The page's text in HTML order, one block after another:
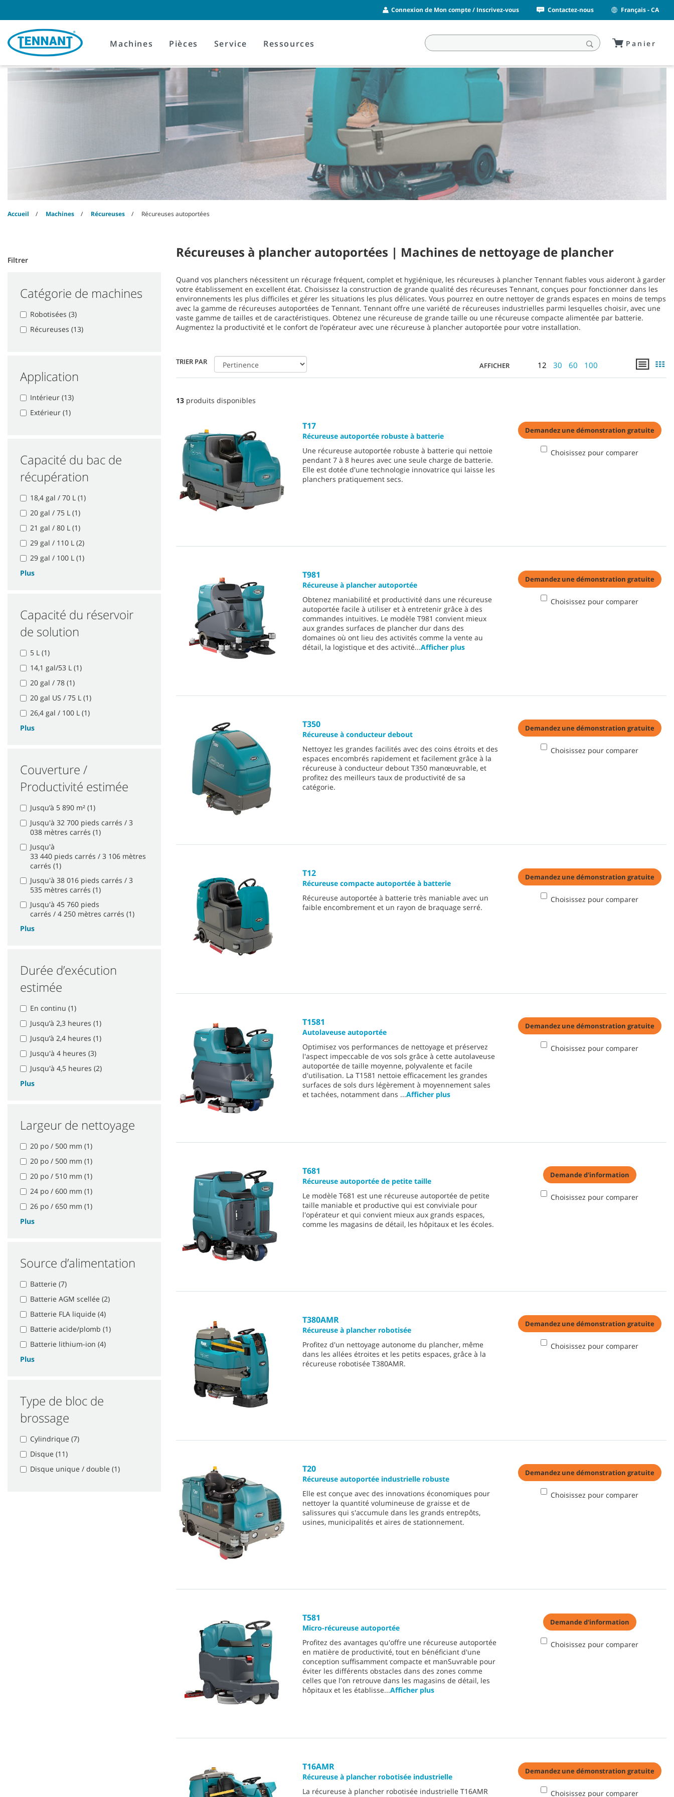
content
navigation
menu
Connexion de Mon compte / Inscrivez-vous Contactez-nous Français - CA
Machines Pièces Service Ressources Panier
Accueil Machines Récureuses Récureuses autoportées
Récureuses à plancher autoportées | Machines de nettoyage de plancher
Quand vos planchers nécessitent un récurage fréquent, complet et hygiénique, les récureuses à plancher Tennant fiables vous aideront à garder
votre établissement en excellent état. Choisissez la construction de grande qualité des récureuses Tennant, conçues pour fonctionner dans les
environnements les plus difficiles et gérer les situations les plus délicates. Vous pourrez en outre nettoyer de grands espaces en moins de temps
avec la gamme de récureuses autoportées de Tennant. Tennant offre une variété de récureuses industrielles parmi lesquelles choisir, avec une
vaste gamme de tailles et de caractéristiques. Obtenez une récureuse de grande taille ou une récureuse compacte alimentée par batterie.
Augmentez la productivité et le confort de l’opérateur avec une récureuse à plancher autoportée pour votre installation.
TRIER PAR AFFICHER 12 30 60 100
Filtrer
Catégorie de machines
Robotisées (3)
Récureuses (13)
Application
Intérieur (13)
Extérieur (1)
Capacité du bac de
récupération
18,4 gal / 70 L (1)
20 gal / 75 L (1)
21 gal / 80 L (1)
29 gal / 110 L (2)
29 gal / 100 L (1)
Plus
Capacité du réservoir
de solution
5 L (1)
14,1 gal/53 L (1)
20 gal / 78 (1)
20 gal US / 75 L (1)
26,4 gal / 100 L (1)
Plus
Couverture /
Productivité estimée
Jusqu’à 5 890 m² (1)
Jusqu'à 32 700 pieds carrés / 3
038 mètres carrés (1)
Jusqu'à
33 440 pieds carrés / 3 106 mètres
carrés (1)
Jusqu'à 38 016 pieds carrés / 3
535 mètres carrés (1)
Jusqu'à 45 760 pieds
carrés / 4 250 mètres carrés (1)
Plus
Durée d’exécution
estimée
En continu (1)
Jusqu’à 2,3 heures (1)
Jusqu’à 2,4 heures (1)
Jusqu'à 4 heures (3)
Jusqu'à 4,5 heures (2)
Plus
Largeur de nettoyage
20 po / 500 mm (1)
20 po / 500 mm (1)
20 po / 510 mm (1)
24 po / 600 mm (1)
26 po / 650 mm (1)
Plus
Source d’alimentation
Batterie (7)
Batterie AGM scellée (2)
Batterie FLA liquide (4)
Batterie acide/plomb (1)
Batterie lithium-ion (4)
Plus
Type de bloc de
brossage
Cylindrique (7)
Disque (11)
Disque unique / double (1)
13 produits disponibles
T17
Récureuse autoportée robuste à batterie
Une récureuse autoportée robuste à batterie qui nettoie
pendant 7 à 8 heures avec une seule charge de batterie.
Elle est dotée d'une technologie innovatrice qui laisse les
planchers pratiquement secs.
Demandez une démonstration gratuite
Choisissez pour comparer
T981
Récureuse à plancher autoportée
Obtenez maniabilité et productivité dans une récureuse
autoportée facile à utiliser et à entretenir grâce à des
commandes intuitives. Le modèle T981 convient mieux
aux grandes surfaces de plancher dur dans des
domaines où ont lieu des activités comme la vente au
détail, la logistique et des activité...Afficher plus
Demandez une démonstration gratuite
Choisissez pour comparer
T350
Récureuse à conducteur debout
Nettoyez les grandes facilités avec des coins étroits et des
espaces encombrés rapidement et facilement grâce à la
récureuse à conducteur debout T350 manœuvrable, et
profitez des meilleurs taux de productivité de sa
catégorie.
Demandez une démonstration gratuite
Choisissez pour comparer
T12
Récureuse compacte autoportée à batterie
Récureuse autoportée à batterie très maniable avec un
faible encombrement et un rayon de braquage serré.
Demandez une démonstration gratuite
Choisissez pour comparer
T1581
Autolaveuse autoportée
Optimisez vos performances de nettoyage et préservez
l'aspect impeccable de vos sols grâce à cette autolaveuse
autoportée de taille moyenne, polyvalente et facile
d'utilisation. La T1581 nettoie efficacement les grandes
surfaces de sols durs légèrement à moyennement sales
et tachées, notamment dans ...Afficher plus
Demandez une démonstration gratuite
Choisissez pour comparer
T681
Récureuse autoportée de petite taille
Le modèle T681 est une récureuse autoportée de petite
taille maniable et productive qui est conviviale pour
l'opérateur et qui convient mieux aux grands espaces,
comme les magasins de détail, les hôpitaux et les écoles.
Demande d'information
Choisissez pour comparer
T380AMR
Récureuse à plancher robotisée
Profitez d'un nettoyage autonome du plancher, même
dans les allées étroites et les petits espaces, grâce à la
récureuse robotisée T380AMR.
Demandez une démonstration gratuite
Choisissez pour comparer
T20
Récureuse autoportée industrielle robuste
Elle est conçue avec des innovations économiques pour
nettoyer la quantité volumineuse de graisse et de
salissures qui s'accumule dans les grands entrepôts,
usines, municipalités et aires de stationnement.
Demandez une démonstration gratuite
Choisissez pour comparer
T581
Micro-récureuse autoportée
Profitez des avantages qu'offre une récureuse autoportée
en matière de productivité, tout en bénéficiant d'une
conception suffisamment compacte et manSuvrable pour
éviter les différents obstacles dans des zones comme
celles que l'on retrouve dans les magasins de détail, les
hôpitaux et les établisse...Afficher plus
Demande d'information
Choisissez pour comparer
T16AMR
Récureuse à plancher robotisée industrielle
La récureuse à plancher robotisée industrielle T16AMR
Demandez une démonstration gratuite
Choisissez pour comparer